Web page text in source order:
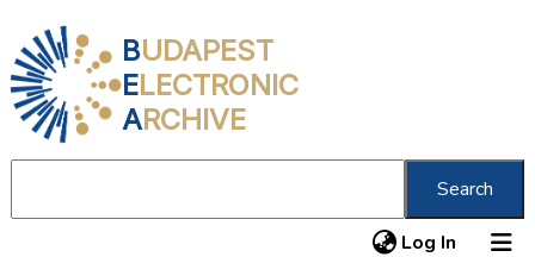
BUDAPEST
ELECTRONIC
ARCHIVE
Search
Log In (current)